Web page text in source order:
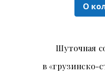
О
Шуточная
в «грузинско-